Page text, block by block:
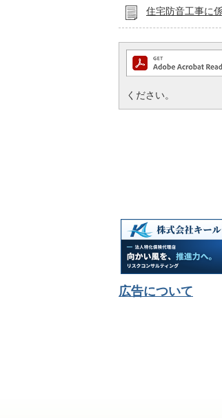
住宅防音工事に
ください。
広告について